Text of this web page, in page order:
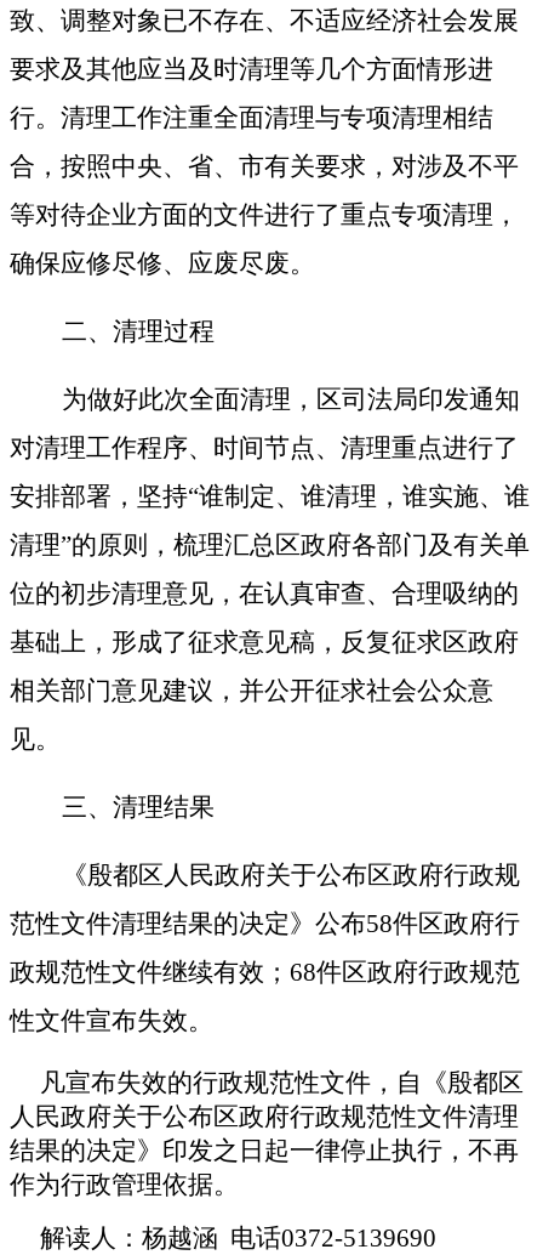
致、调整对象已不存在、不适应经济社会发展
要求及其他应当及时清理等几个方面情形进
行。清理工作注重全面清理与专项清理相结
合，按照中央、省、市有关要求，对涉及不平
等对待企业方面的文件进行了重点专项清理，
确保应修尽修、应废尽废。
二、清理过程
为做好此次全面清理， 区司法局印发通知
对清理工作程序、时间节点、清理重点进行了
安排部署，坚持“谁制定、谁清理，谁实施、谁
清理”的原则，梳理汇总 区政府各部门及有关单
位的初步清理意见，在认真审查、合理吸纳的
基础上，形成了征求意见稿，反复征求 区政府
相关部门意见建议，并公开征求社会公众意
见。
三、清理结果
《殷都区人民政府关于公布区政府行政规
范性文件清理结果的决定》公布58件区政府行
政规范性文件继续有效； 68件区政府行政规范
性文件宣布失效。
凡宣布失效的行政规范性文件，自《殷都区
人民政府关于公布区政府行政规范性文件清理
结果的决定》印发之日起一律停止执行，不再
作为行政管理依据。
解读人：杨越涵 电话0372-5139690